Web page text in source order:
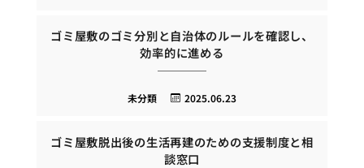
ゴミ屋敷のゴミ分別と自治体のルールを確認し、
効率的に進める
2025.06.23
未分類
ゴミ屋敷脱出後の生活再建のための支援制度と相
談窓口